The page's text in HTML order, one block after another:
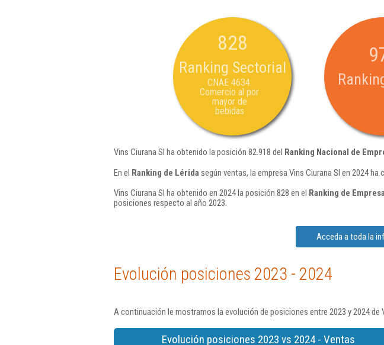
828
Ranking Sectorial
CNAE 4634:
Comercio al por
mayor de
bebidas
Vins Ciurana Sl ha obtenido la posición 82.918 del Ranking Nacional de
En el Ranking de Lérida según ventas, la empresa Vins Ciurana Sl en 2024
Vins Ciurana Sl ha obtenido en 2024 la posición 828 en el Ranking de
posiciones respecto al año 2023.
Acceda a toda la
Evolución posiciones 2023 - 2024
A continuación le mostramos la evolución de posiciones entre 2023 y 2024 de
Evolución posiciones 2023 vs 2024 - Ventas